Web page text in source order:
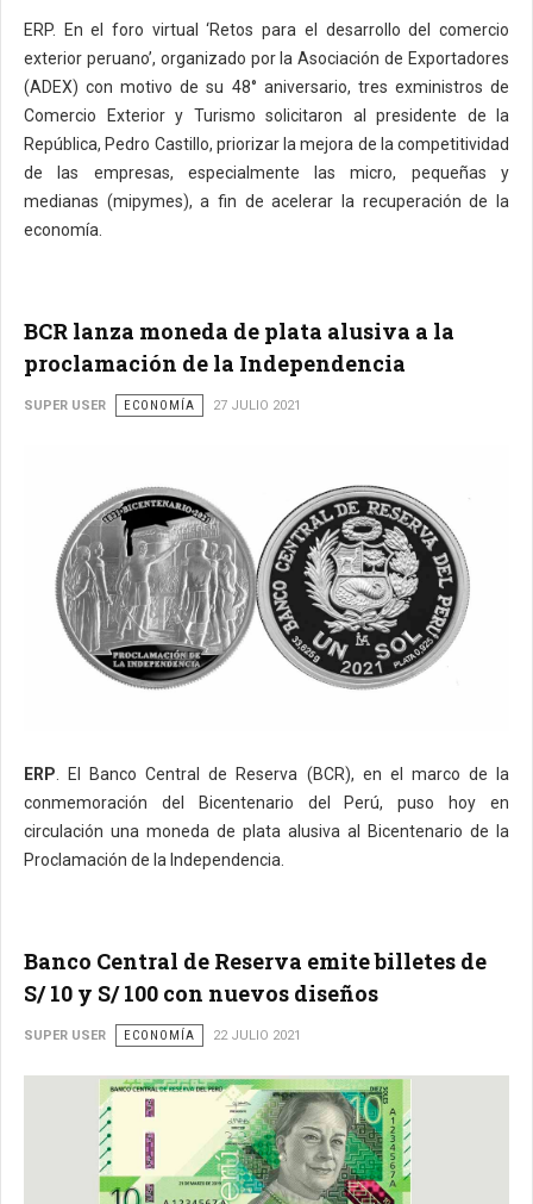
ERP. En el foro virtual ‘Retos para el desarrollo del comercio
exterior peruano’, organizado por la Asociación de Exportadores
(ADEX) con motivo de su 48° aniversario, tres exministros de
Comercio Exterior y Turismo solicitaron al presidente de la
República, Pedro Castillo, priorizar la mejora de la competitividad
de las empresas, especialmente las micro, pequeñas y
medianas (mipymes), a fin de acelerar la recuperación de la
economía.
BCR lanza moneda de plata alusiva a la
proclamación de la Independencia
SUPER USER ECONOMÍA 27 JULIO 2021
ERP . El Banco Central de Reserva (BCR), en el marco de la
conmemoración del Bicentenario del Perú, puso hoy en
circulación una moneda de plata alusiva al Bicentenario de la
Proclamación de la Independencia.
Banco Central de Reserva emite billetes de
S/ 10 y S/ 100 con nuevos diseños
SUPER USER ECONOMÍA 22 JULIO 2021